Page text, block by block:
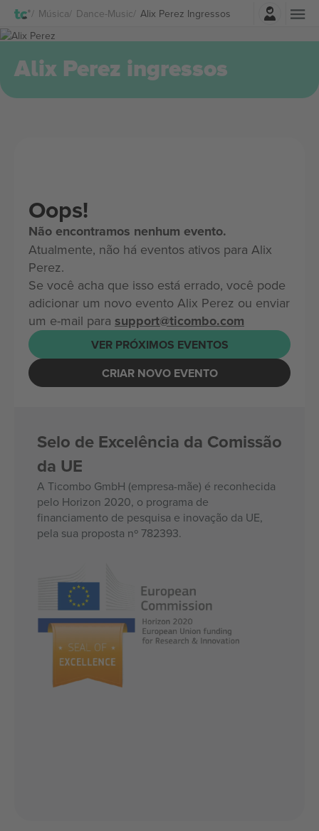
Música Dance-Music Alix Perez Ingressos
Entrar
Alix Perez ingressos
Oops!
Não encontramos nenhum evento.
Atualmente, não há eventos ativos para Alix
Perez.
Se você acha que isso está errado, você pode
adicionar um novo evento Alix Perez ou enviar
um e-mail para support@ticombo.com
VER PRÓXIMOS EVENTOS
CRIAR NOVO EVENTO
Selo de Excelência da Comissão
da UE
A Ticombo GmbH (empresa-mãe) é reconhecida
pelo Horizon 2020, o programa de
financiamento de pesquisa e inovação da UE,
pela sua proposta nº 782393.